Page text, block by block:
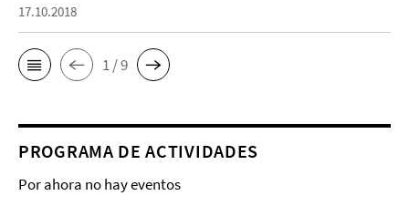
17.10.2018
1 / 9
PROGRAMA DE ACTIVIDADES
Por ahora no hay eventos